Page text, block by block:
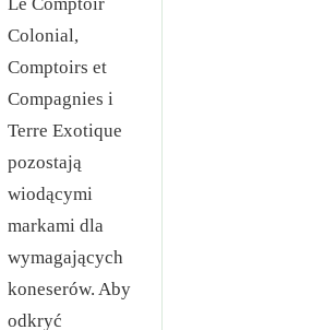
Colonial,
Comptoirs et
Compagnies i
Terre Exotique
pozostają
wiodącymi
markami dla
wymagających
koneserów. Aby
odkryć